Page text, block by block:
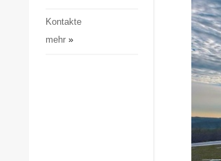
Notstand und Notfälle
Kontakte
mehr»